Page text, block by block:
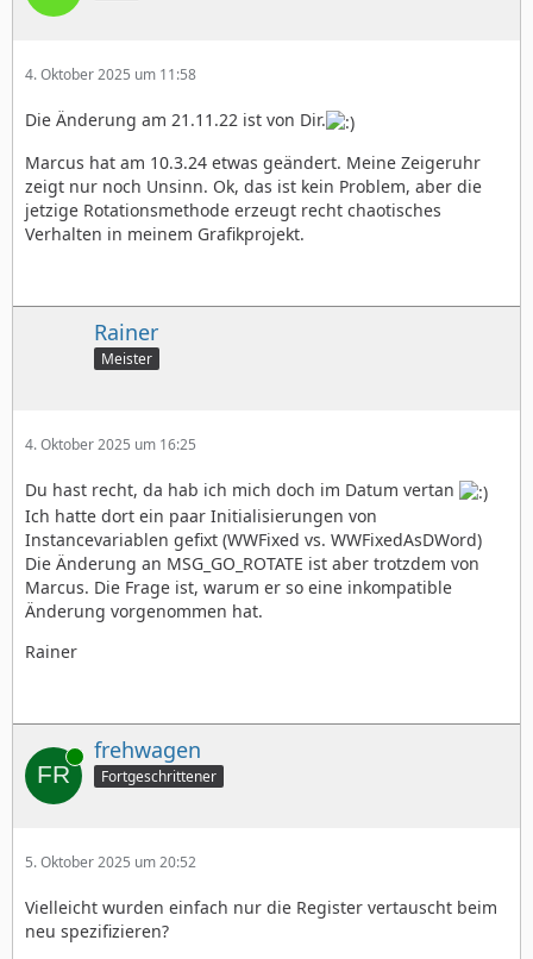
4. Oktober 2025 um 11:58
Die Änderung am 21.11.22 ist von Dir.
Marcus hat am 10.3.24 etwas geändert. Meine Zeigeruhr
zeigt nur noch Unsinn. Ok, das ist kein Problem, aber die
jetzige Rotationsmethode erzeugt recht chaotisches
Verhalten in meinem Grafikprojekt.
Rainer
Meister
4. Oktober 2025 um 16:25
Du hast recht, da hab ich mich doch im Datum vertan
Ich hatte dort ein paar Initialisierungen von
Instancevariablen gefixt (WWFixed vs. WWFixedAsDWord)
Die Änderung an MSG_GO_ROTATE ist aber trotzdem von
Marcus. Die Frage ist, warum er so eine inkompatible
Änderung vorgenommen hat.
Rainer
Online frehwagen
Fortgeschrittener
5. Oktober 2025 um 20:52
Vielleicht wurden einfach nur die Register vertauscht beim
neu spezifizieren?